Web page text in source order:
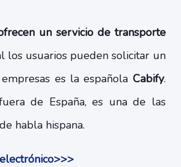
un servicio de transporte
los usuarios pueden solicitar un
es la española Cabify.
de España, es una de las
habla hispana.